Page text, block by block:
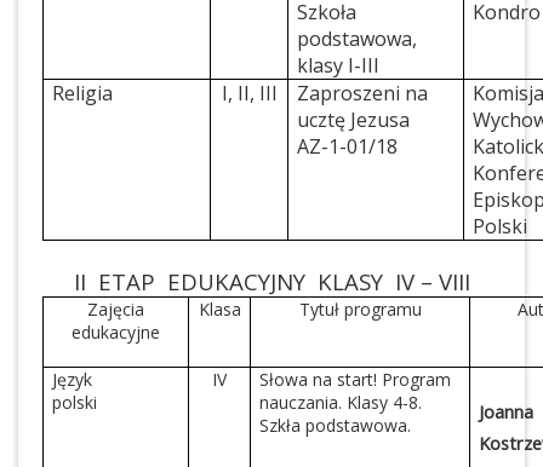
Szkoła
podstawowa,
klasy I-III
Kondro
Religia I, II, III
Zaproszeni na
ucztę Jezusa
AZ-1-01/18
Polski
II ETAP EDUKACYJNY KLASY IV – VIII
Zajęcia
edukacyjne
Klasa Tytuł programu
Język
polski
IV
Słowa na start! Program
nauczania. Klasy 4-8.
Szkła podstawowa.
Joanna